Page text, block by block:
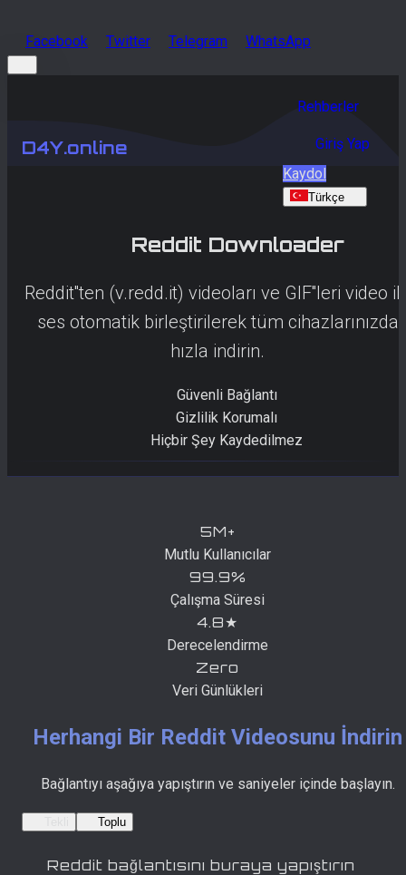
Facebook Twitter Telegram WhatsApp
D4Y.online
Rehberler
Giriş Yap
Kaydol
Türkçe
Reddit Downloader
Reddit''ten (v.redd.it) videoları ve GIF''leri video
ses otomatik birleştirilerek tüm cihazlarınızda
hızla indirin.
Güvenli Bağlantı
Gizlilik Korumalı
Hiçbir Şey Kaydedilmez
5M+
Mutlu Kullanıcılar
99.9%
Çalışma Süresi
4.8★
Derecelendirme
Zero
Veri Günlükleri
Herhangi Bir Reddit Videosunu İndirin
Bağlantıyı aşağıya yapıştırın ve saniyeler içinde başlayın.
Toplu
Reddit bağlantısını buraya yapıştırın